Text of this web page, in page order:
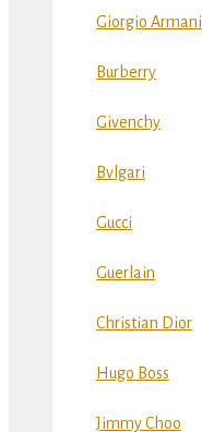
Giorgio Armani
Burberry
Givenchy
Bvlgari
Gucci
Guerlain
Christian Dior
Hugo Boss
Jimmy Choo